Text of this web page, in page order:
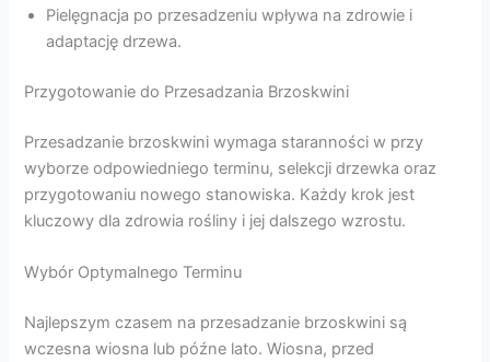
Pielęgnacja po przesadzeniu wpływa na zdrowie i
adaptację drzewa.
Przygotowanie do Przesadzania Brzoskwini
Przesadzanie brzoskwini wymaga staranności w przy
wyborze odpowiedniego terminu, selekcji drzewka oraz
przygotowaniu nowego stanowiska. Każdy krok jest
kluczowy dla zdrowia rośliny i jej dalszego wzrostu.
Wybór Optymalnego Terminu
Najlepszym czasem na przesadzanie brzoskwini są
wczesna wiosna lub późne lato. Wiosna, przed